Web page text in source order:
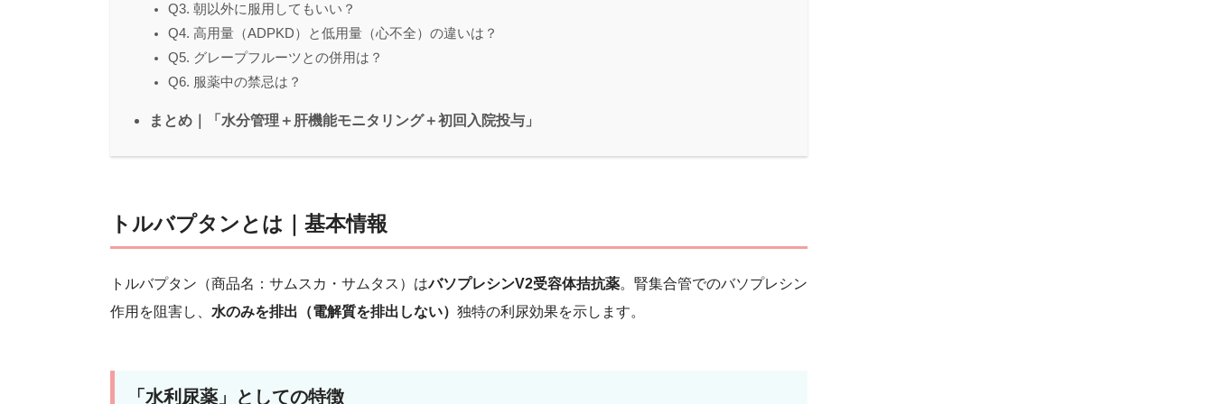
Q3. 朝以外に服用してもいい？
Q4. 高用量（ADPKD）と低用量（心不全）の違いは？
Q5. グレープフルーツとの併用は？
Q6. 服薬中の禁忌は？
まとめ｜「水分管理＋肝機能モニタリング＋初回入院投与」
トルバプタンとは｜基本情報
トルバプタン（商品名：サムスカ・サムタス）はバソプレシンV2受容体拮抗薬。腎集合管でのバソプレシン
作用を阻害し、 水のみを排出（電解質を排出しない） 独特の利尿効果を示します。
「水利尿薬」としての特徴